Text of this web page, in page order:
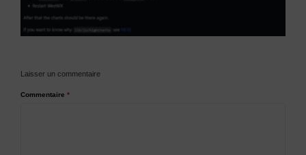
Laisser un commentaire
Commentaire *